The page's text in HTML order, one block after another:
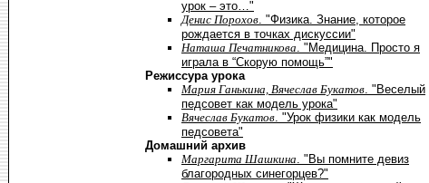
урок – это…"
Денис Порохов. "Физика. Знание, которое
рождается в точках дискуссии"
Наташа Печатникова. "Медицина. Просто я
играла в “Скорую помощь”"
Режиссура урока
Мария Ганькина, Вячеслав Букатов. "Веселый
педсовет как модель урока"
Вячеслав Букатов. "Урок физики как модель
педсовета"
Домашний архив
Маргарита Шашкина. "Вы помните девиз
благородных синегорцев?"